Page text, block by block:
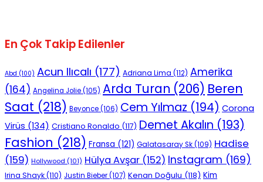
En Çok Takip Edilenler
Abd (100) Acun Ilıcalı (177) Adriana Lima (112) Amerika
(164) Angelina Jolie(105) Arda Turan (206) Beren
Saat (218) Beyonce(106) Cem Yılmaz (194) Corona
Virüs (134) Cristiano Ronaldo (117) Demet Akalın (193)
Fashion (218) Fransa (121) Galatasaray Sk(109) Hadise
(159) Hollywood (101) Hülya Avşar (152) Instagram (169)
Irina Shayk(110) Justin Bieber(107) Kenan Doğulu (118) Kim